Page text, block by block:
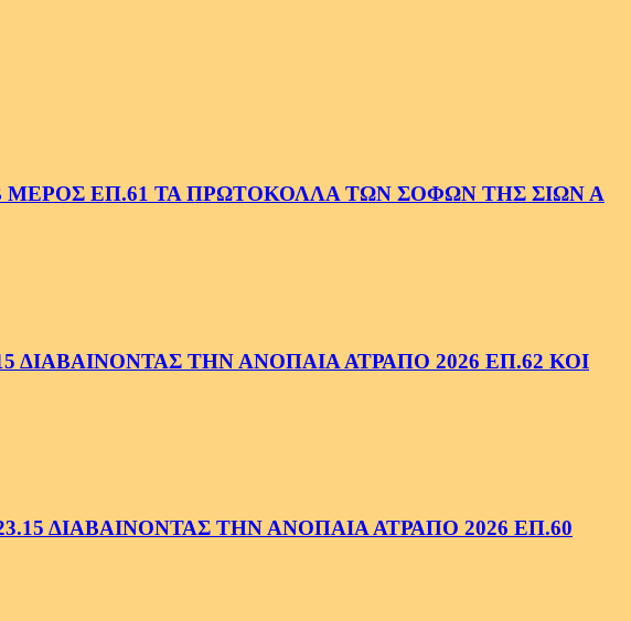
ΕΠ.61 ΤΑ ΠΡΩΤΟΚΟΛΛΑ ΤΩΝ ΣΟΦΩΝ ΤΗΣ ΣΙΩΝ Α
ΤΗΝ ΑΝΟΠΑΙΑ ΑΤΡΑΠΟ 2026 ΕΠ.62 ΚΟΙ
ΔΙΑΒΑΙΝΟΝΤΑΣ ΤΗΝ ΑΝΟΠΑΙΑ ΑΤΡΑΠΟ 2026 ΕΠ.60